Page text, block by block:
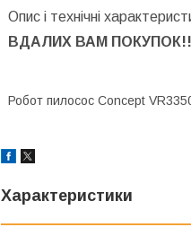
Опис і технічні
ВДАЛИХ ВАМ
Робот пилосос Concept
Характеристики